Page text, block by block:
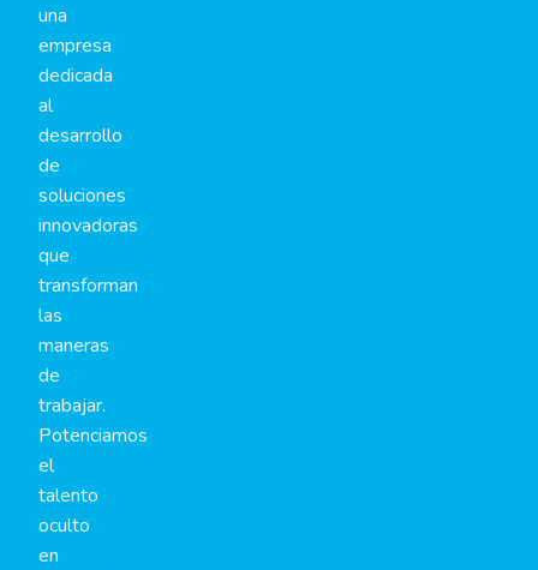
una
empresa
dedicada
al
desarrollo
de
soluciones
innovadoras
que
transforman
las
maneras
de
trabajar.
Potenciamos
el
talento
oculto
en